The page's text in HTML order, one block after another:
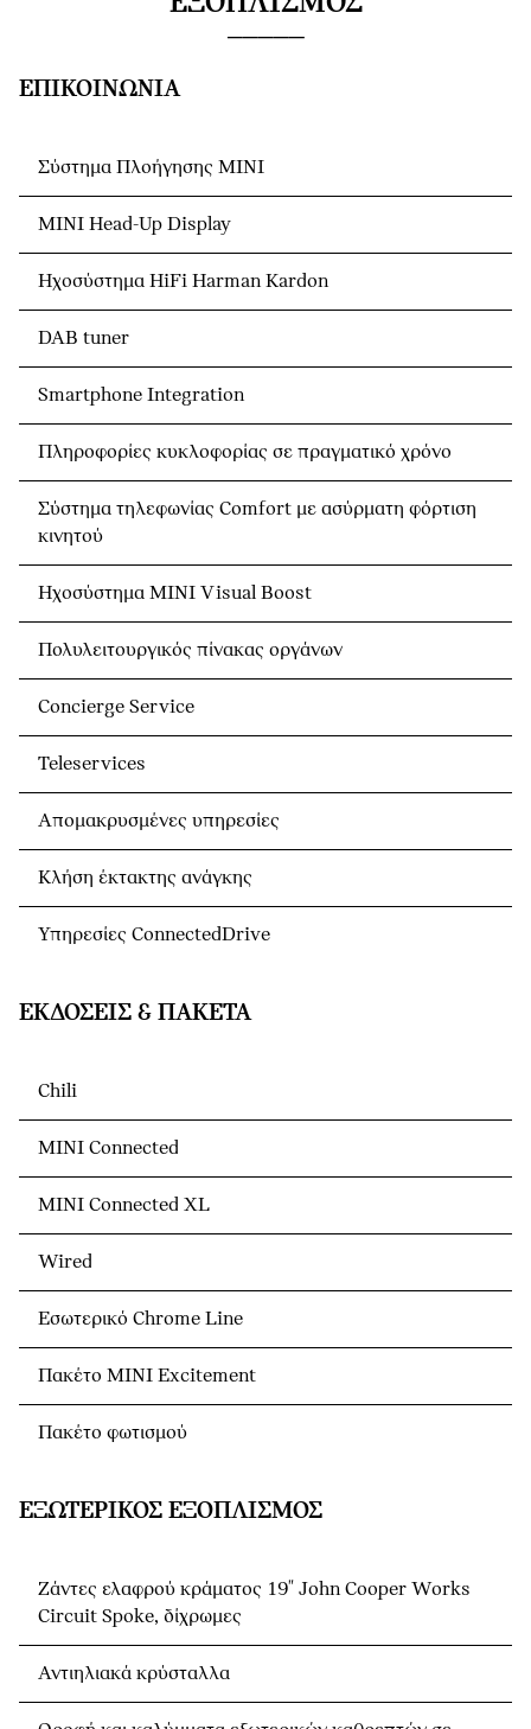
ΕΠΙΚΟΙΝΩΝΊΑ
Σύστημα Πλοήγησης ΜΙΝΙ
MINI Head-Up Display
Ηχοσύστημα HiFi Harman Kardon
DAB tuner
Smartphone Integration
Πληροφορίες κυκλοφορίας σε πραγματικό χρόνο
Σύστημα τηλεφωνίας Comfort με ασύρματη φόρτιση
κινητού
Ηχοσύστημα MINI Visual Boost
Πολυλειτουργικός πίνακας οργάνων
Concierge Service
Teleservices
Απομακρυσμένες υπηρεσίες
Κλήση έκτακτης ανάγκης
Υπηρεσίες ConnectedDrive
ΕΚΔΌΣΕΙΣ & ΠΑΚΈΤΑ
Chili
MINI Connected
MINI Connected XL
Wired
Εσωτερικό Chrome Line
Πακέτο MINI Excitement
Πακέτο φωτισμού
ΕΞΩΤΕΡΙΚΌΣ ΕΞΟΠΛΙΣΜΌΣ
Ζάντες ελαφρού κράματος 19" John Cooper Works
Circuit Spoke, δίχρωμες
Αντιηλιακά κρύσταλλα